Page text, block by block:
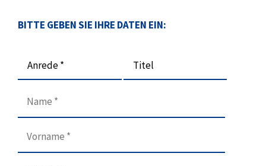
BITTE GEBEN SIE IHRE DATEN EIN:
Anrede * Titel